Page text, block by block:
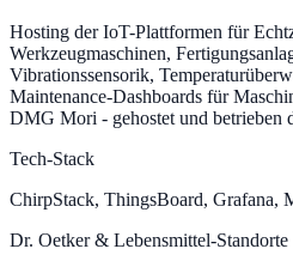
Hosting der IoT-Plattformen für
Werkzeugmaschinen,
Vibrationssensorik,
Maintenance-Dashboards für
DMG Mori - gehostet und betrieben
Tech-Stack
ChirpStack, ThingsBoard, Grafana,
Dr. Oetker & Lebensmittel-Standorte